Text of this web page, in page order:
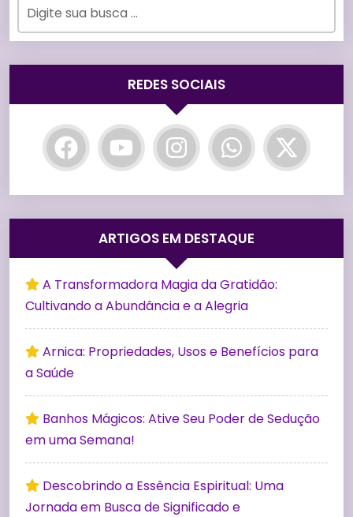
REDES SOCIAIS
ARTIGOS EM DESTAQUE
A Transformadora Magia da Gratidão:
Cultivando a Abundância e a Alegria
Arnica: Propriedades, Usos e Benefícios para
a Saúde
Banhos Mágicos: Ative Seu Poder de Sedução
em uma Semana!
Descobrindo a Essência Espiritual: Uma
Jornada em Busca de Significado e